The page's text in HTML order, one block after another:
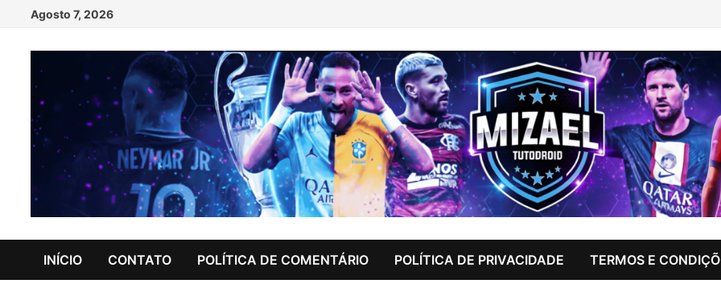
content
Agosto 7, 2026
INÍCIO CONTATO POLÍTICA DE COMENTÁRIO POLÍTICA DE PRIVACIDADE TERMOS E